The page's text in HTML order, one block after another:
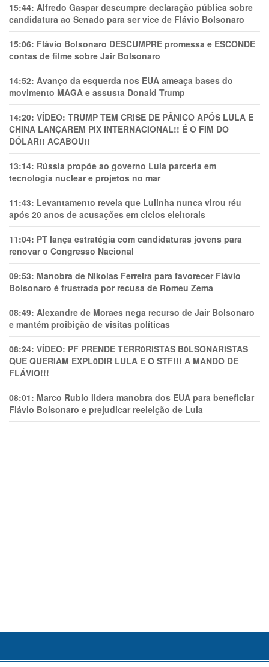
15:44: Alfredo Gaspar descumpre declaração pública sobre
candidatura ao Senado para ser vice de Flávio Bolsonaro
15:06: Flávio Bolsonaro DESCUMPRE promessa e ESCONDE
contas de filme sobre Jair Bolsonaro
14:52: Avanço da esquerda nos EUA ameaça bases do
movimento MAGA e assusta Donald Trump
14:20: VÍDEO: TRUMP TEM CRlSE DE PÂNlCO APÓS LULA E
CHINA LANÇAREM PIX INTERNACIONAL!! É O FIM DO
DÓLAR!! ACABOU!!
13:14: Rússia propõe ao governo Lula parceria em
tecnologia nuclear e projetos no mar
11:43: Levantamento revela que Lulinha nunca virou réu
após 20 anos de acusações em ciclos eleitorais
11:04: PT lança estratégia com candidaturas jovens para
renovar o Congresso Nacional
09:53: Manobra de Nikolas Ferreira para favorecer Flávio
Bolsonaro é frustrada por recusa de Romeu Zema
08:49: Alexandre de Moraes nega recurso de Jair Bolsonaro
e mantém proibição de visitas políticas
08:24: VÍDEO: PF PRENDE TERR0RlSTAS B0LSONARlSTAS
QUE QUERIAM EXPL0DlR LULA E O STF!!! A MANDO DE
FLÁVIO!!!
08:01: Marco Rubio lidera manobra dos EUA para beneficiar
Flávio Bolsonaro e prejudicar reeleição de Lula